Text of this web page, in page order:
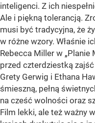
inteligenci. Z ich
Ale i piękną tolerancją.
musi być tradycyjna, że
w różne wzory. Właśnie
Rebecca Miller w „Planie
przed czterdziestką
Grety Gerwig i Ethana
śmieszną, pełną
na cześć wolności oraz
Film lekki, ale też ważny